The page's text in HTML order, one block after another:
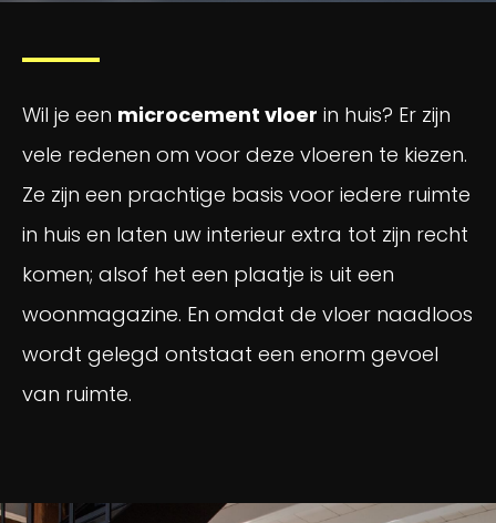
Afspraak maken
Offerte opvragen
Wil je een microcement vloer in huis? Er zijn
vele redenen om voor deze vloeren te kiezen.
Ze zijn een prachtige basis voor iedere ruimte
in huis en laten uw interieur extra tot zijn recht
komen; alsof het een plaatje is uit een
woonmagazine. En omdat de vloer naadloos
wordt gelegd ontstaat een enorm gevoel
van ruimte.